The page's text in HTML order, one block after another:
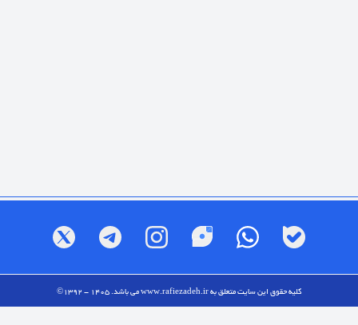
کلیه حقوق این سایت متعلق بهwww.rafiezadeh.irمی باشد. 1405 - 1392©